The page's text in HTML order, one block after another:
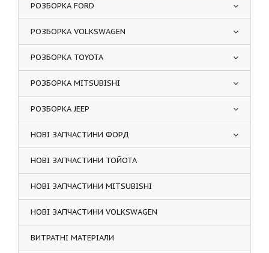
РОЗБОРКА FORD
РОЗБОРКА VOLKSWAGEN
РОЗБОРКА TOYOTA
РОЗБОРКА MITSUBISHI
РОЗБОРКА JEEP
НОВІ ЗАПЧАСТИНИ ФОРД
НОВІ ЗАПЧАСТИНИ ТОЙОТА
НОВІ ЗАПЧАСТИНИ MITSUBISHI
НОВІ ЗАПЧАСТИНИ VOLKSWAGEN
ВИТРАТНІ МАТЕРІАЛИ